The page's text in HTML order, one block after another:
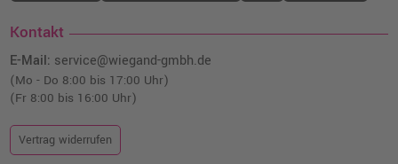
Kontakt
E-Mail: service@wiegand-gmbh.de
(Mo - Do 8:00 bis 17:00 Uhr)
(Fr 8:00 bis 16:00 Uhr)
Vertrag widerrufen